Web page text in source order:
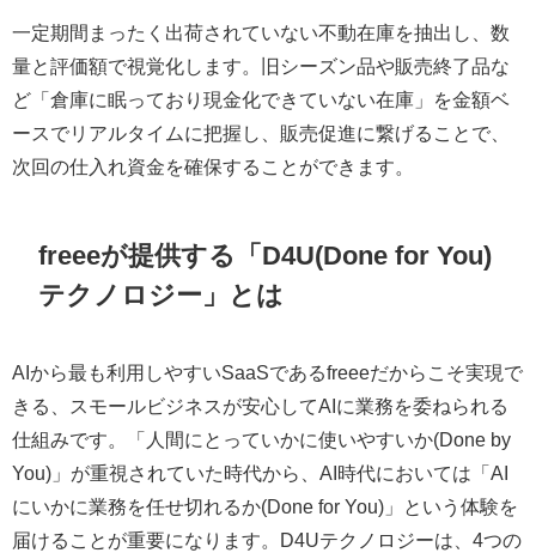
一定期間まったく出荷されていない不動在庫を抽出し、数
量と評価額で視覚化します。旧シーズン品や販売終了品な
ど「倉庫に眠っており現金化できていない在庫」を金額ベ
ースでリアルタイムに把握し、販売促進に繋げることで、
次回の仕入れ資金を確保することができます。
freeeが提供する「D4U(Done for You)
テクノロジー」とは
AIから最も利用しやすいSaaSであるfreeeだからこそ実現で
きる、スモールビジネスが安心してAIに業務を委ねられる
仕組みです。「人間にとっていかに使いやすいか(Done by
You)」が重視されていた時代から、AI時代においては「AI
にいかに業務を任せ切れるか(Done for You)」という体験を
届けることが重要になります。D4Uテクノロジーは、4つの